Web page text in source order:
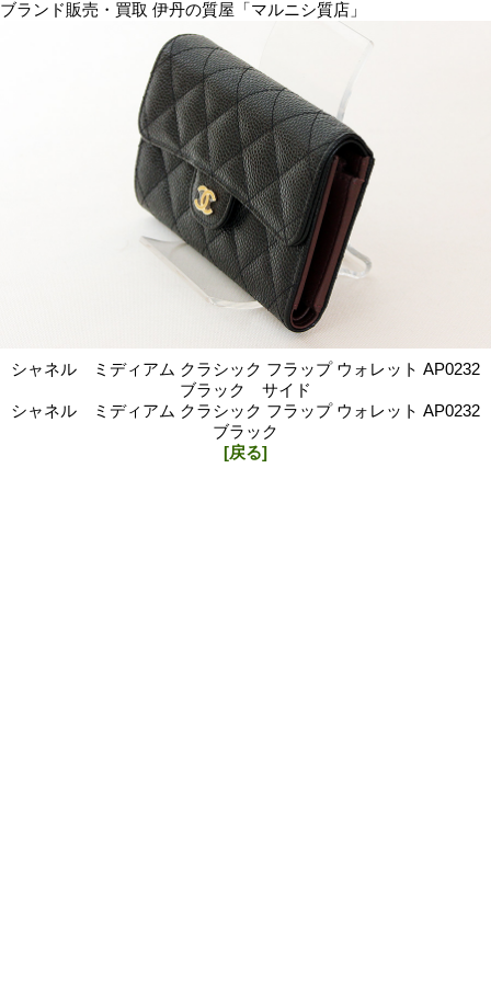
ブランド販売・買取 伊丹の質屋「マルニシ質店」
シャネル ミディアム クラシック フラップ ウォレット AP0232
ブラック サイド
シャネル ミディアム クラシック フラップ ウォレット AP0232
ブラック
[戻る]